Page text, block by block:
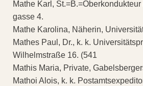
Mathe Karl,
gasse 4.
Mathe Karolina, Näherin,
Mathes Paul, Dr., k. k.
Wilhelmstraße 16. (541
Mathis Maria, Private,
Mathoi Alois, k. k.